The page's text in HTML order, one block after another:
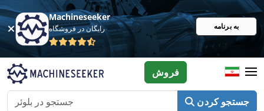
Machineseeker
رایگان در فروشگاه به برنامه
جستجو کردن
فروش